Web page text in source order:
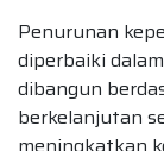
Penurunan
diperbaiki
dibangun
berkelanjutan